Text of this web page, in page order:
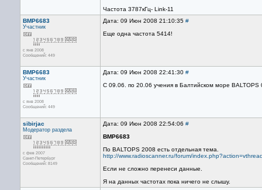
Частота 3787кГц- Link-11
BMP6683
Участник
с янв 2008
Сообщений: 449
Дата: 09 Июн 2008 21:10:35 #
Еще одна частота 5414!
BMP6683
Участник
с янв 2008
Сообщений: 449
Дата: 09 Июн 2008 22:41:30 #
C 09.06. по 20.06 учения в Балтийском море BALTOPS
sibirjac
Модератор раздела
с фев 2007
Санкт-Петербург
Сообщений: 8149
Дата: 09 Июн 2008 22:54:06 #
BMP6683
По BALTOPS 2008 есть отдельная тема.
http://www.radioscanner.ru/forum/
Если не сложно перенеси данные.
Я на данных частотах пока ничего не слышу.